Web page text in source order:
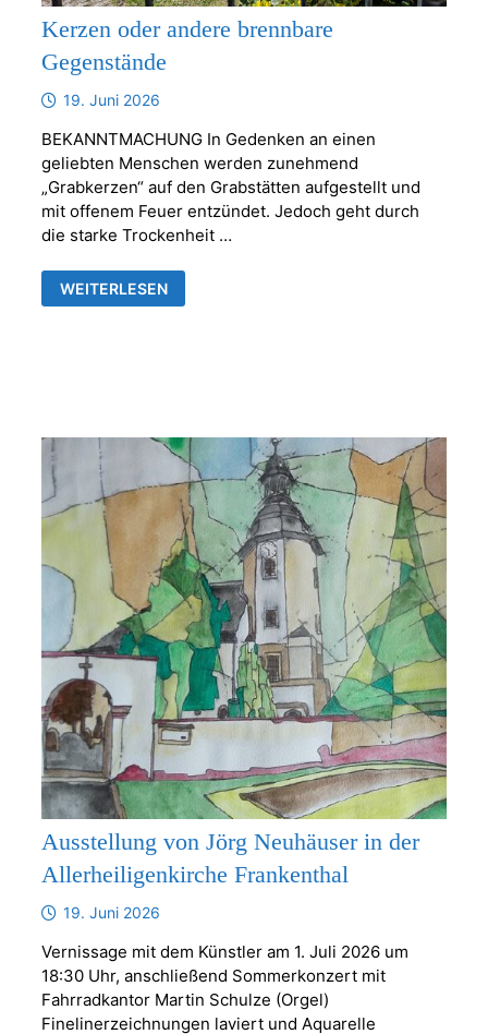
Kerzen oder andere brennbare
Gegenstände
19. Juni 2026
BEKANNTMACHUNG In Gedenken an einen
geliebten Menschen werden zunehmend
„Grabkerzen“ auf den Grabstätten aufgestellt und
mit offenem Feuer entzündet. Jedoch geht durch
die starke Trockenheit …
KERZEN
ODER
WEITERLESEN
Ausstellung von Jörg Neuhäuser in der
Allerheiligenkirche Frankenthal
19. Juni 2026
Vernissage mit dem Künstler am 1. Juli 2026 um
18:30 Uhr, anschließend Sommerkonzert mit
Fahrradkantor Martin Schulze (Orgel)
Finelinerzeichnungen laviert und Aquarelle